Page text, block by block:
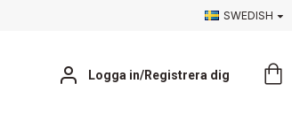
SWEDISH
Logga in/Registrera dig